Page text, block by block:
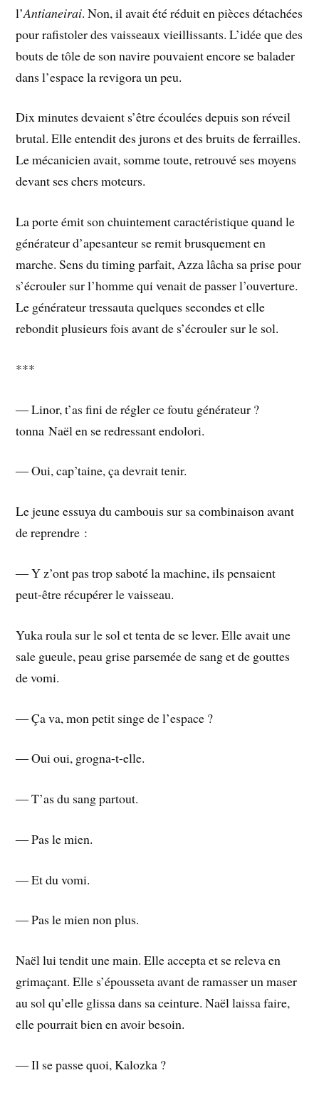
l’Antianeirai. Non, il avait été réduit en pièces détachées
pour rafistoler des vaisseaux vieillissants. L’idée que des
bouts de tôle de son navire pouvaient encore se balader
dans l’espace la revigora un peu.
Dix minutes devaient s’être écoulées depuis son réveil
brutal. Elle entendit des jurons et des bruits de ferrailles.
Le mécanicien avait, somme toute, retrouvé ses moyens
devant ses chers moteurs.
La porte émit son chuintement caractéristique quand le
générateur d’apesanteur se remit brusquement en
marche. Sens du timing parfait, Azza lâcha sa prise pour
s’écrouler sur l’homme qui venait de passer l’ouverture.
Le générateur tressauta quelques secondes et elle
rebondit plusieurs fois avant de s’écrouler sur le sol.
***
― Linor, t’as fini de régler ce foutu générateur ?
tonna Naël en se redressant endolori.
― Oui, cap’taine, ça devrait tenir.
Le jeune essuya du cambouis sur sa combinaison avant
de reprendre :
― Y z’ont pas trop saboté la machine, ils pensaient
peut-être récupérer le vaisseau.
Yuka roula sur le sol et tenta de se lever. Elle avait une
sale gueule, peau grise parsemée de sang et de gouttes
de vomi.
― Ça va, mon petit singe de l’espace ?
― Oui oui, grogna-t-elle.
― T’as du sang partout.
― Pas le mien.
― Et du vomi.
― Pas le mien non plus.
Naël lui tendit une main. Elle accepta et se releva en
grimaçant. Elle s’épousseta avant de ramasser un maser
au sol qu’elle glissa dans sa ceinture. Naël laissa faire,
elle pourrait bien en avoir besoin.
― Il se passe quoi, Kalozka ?